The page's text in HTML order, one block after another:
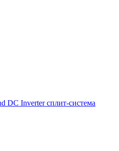
DC Inverter сплит-система